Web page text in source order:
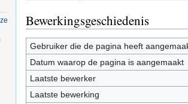
Bewerkingsgeschiedenis
Gebruiker die de pagina heeft
Datum waarop de pagina is aangemaakt
Laatste bewerker
Laatste bewerking